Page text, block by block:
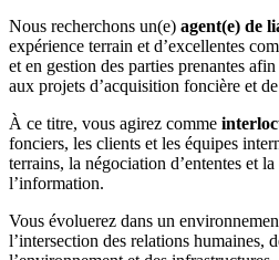
Nous recherchons un(e) agent(e) de
expérience terrain et d’excellentes
et en gestion des parties prenantes
aux projets d’acquisition foncière et
À ce titre, vous agirez comme
fonciers, les clients et les équipes
terrains, la négociation d’ententes et
l’information.
Vous évoluerez dans un
l’intersection des relations humaines,